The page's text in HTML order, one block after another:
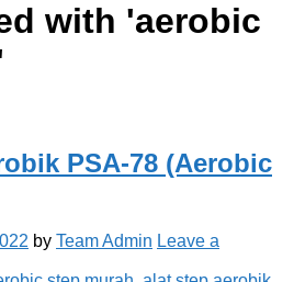
with 'aerobic
PSA-78 (Aerobic
by Team Admin Leave a